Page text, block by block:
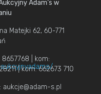
Adam's w
Matejki 62, 60-771
8657768 | kom:
| kom: 662673 710
aukcje@adam-s.pl